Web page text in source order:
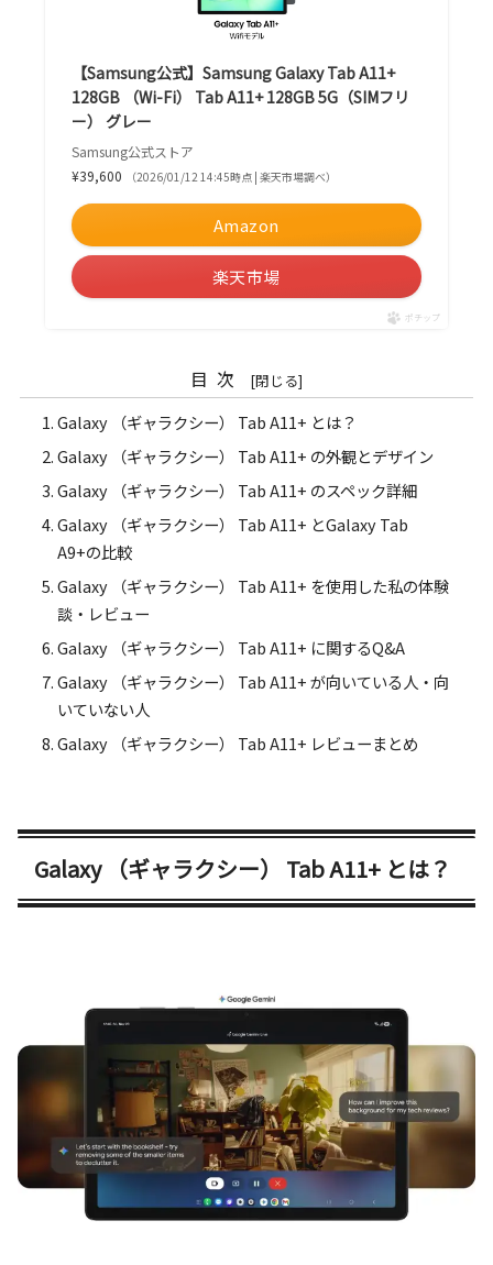
【Samsung公式】Samsung Galaxy Tab A11+
128GB （Wi-Fi） Tab A11+ 128GB 5G（SIMフリ
ー） グレー
Samsung公式ストア
¥39,600
（2026/01/12 14:45時点 | 楽天市場調べ）
Amazon
楽天市場
ポチップ
目次
Galaxy （ギャラクシー） Tab A11+ とは？
Galaxy （ギャラクシー） Tab A11+ の外観とデザイン
Galaxy （ギャラクシー） Tab A11+ のスペック詳細
Galaxy （ギャラクシー） Tab A11+ とGalaxy Tab
A9+の比較
Galaxy （ギャラクシー） Tab A11+ を使用した私の体験
談・レビュー
Galaxy （ギャラクシー） Tab A11+ に関するQ&A
Galaxy （ギャラクシー） Tab A11+ が向いている人・向
いていない人
Galaxy （ギャラクシー） Tab A11+ レビューまとめ
Galaxy （ギャラクシー） Tab A11+ とは？